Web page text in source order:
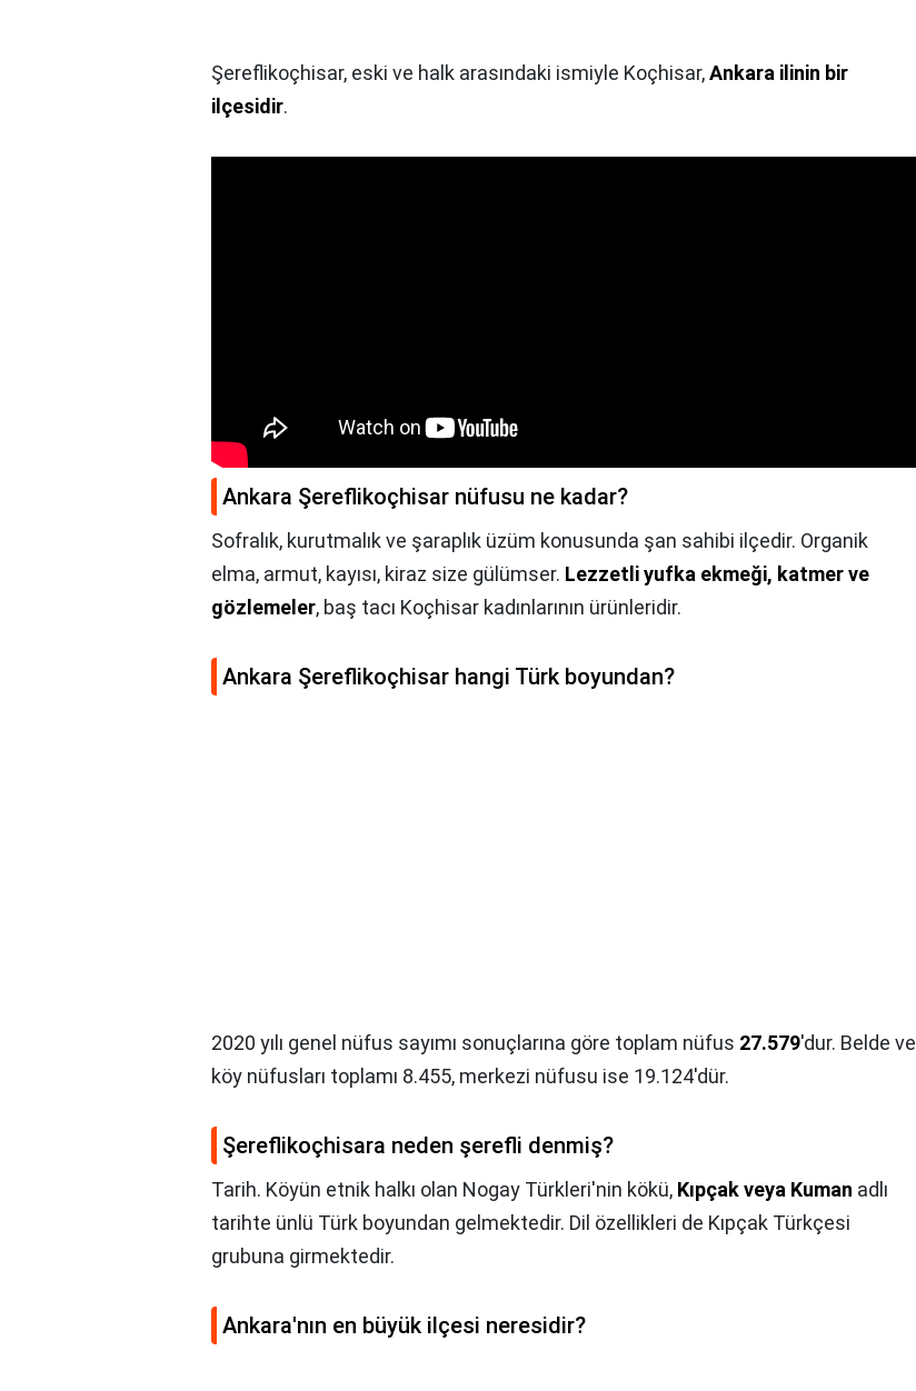
Şereflikoçhisar, eski ve halk arasındaki ismiyle Koçhisar,Ankara ilinin bir
ilçesidir.
Ankara Şereflikoçhisar nüfusu ne kadar?
Sofralık, kurutmalık ve şaraplık üzüm konusunda şan sahibi ilçedir. Organik
elma, armut, kayısı, kiraz size gülümser. Lezzetli yufka ekmeği, katmer ve
gözlemeler, baş tacı Koçhisar kadınlarının ürünleridir.
Ankara Şereflikoçhisar hangi Türk boyundan?
2020 yılı genel nüfus sayımı sonuçlarına göre toplam nüfus 27.579'dur. Belde ve
köy nüfusları toplamı 8.455, merkezi nüfusu ise 19.124'dür.
Şereflikoçhisara neden şerefli denmiş?
Tarih. Köyün etnik halkı olan Nogay Türkleri'nin kökü, Kıpçak veya Kuman adlı
tarihte ünlü Türk boyundan gelmektedir. Dil özellikleri de Kıpçak Türkçesi
grubuna girmektedir.
Ankara'nın en büyük ilçesi neresidir?